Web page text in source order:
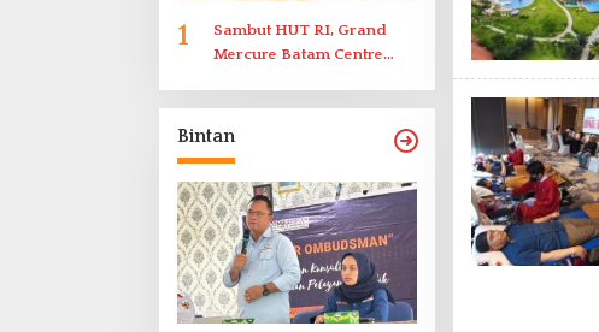
1
Sambut HUT RI, Grand
Mercure Batam Centre
Bintan